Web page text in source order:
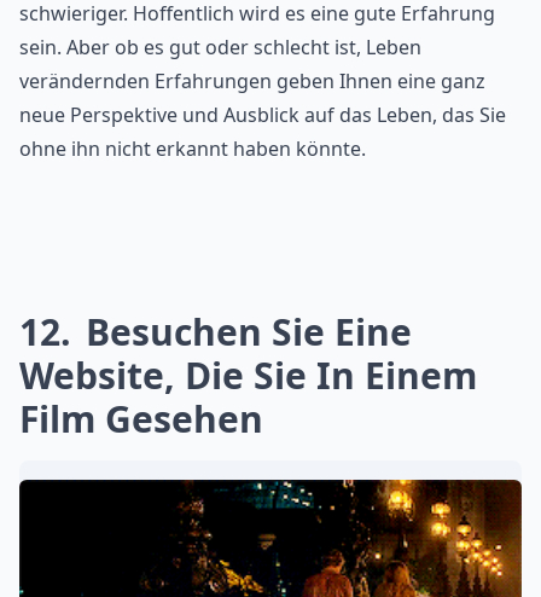
schwieriger. Hoffentlich wird es eine gute Erfahrung
sein. Aber ob es gut oder schlecht ist, Leben
verändernden Erfahrungen geben Ihnen eine ganz
neue Perspektive und Ausblick auf das Leben, das Sie
ohne ihn nicht erkannt haben könnte.
12 Besuchen Sie Eine
Website, Die Sie In Einem
Film Gesehen